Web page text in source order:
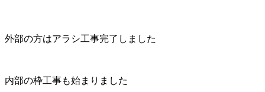
外部の方はアラシ工事完了しました
内部の枠工事も始まりました